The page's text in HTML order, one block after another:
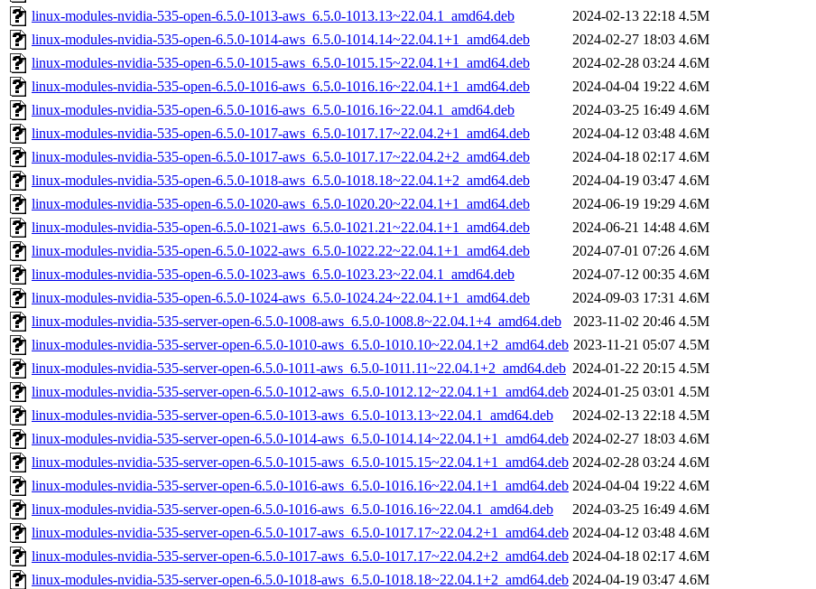
linux-modules-nvidia-535-open-6.5.0-1013-aws_6.5.0-1013.13~22.04.1_amd64.deb
2024-02-13 22:18 4.5M
linux-modules-nvidia-535-open-6.5.0-1014-aws_6.5.0-1014.14~22.04.1+1_amd64.deb
2024-02-27 18:03 4.6M
linux-modules-nvidia-535-open-6.5.0-1015-aws_6.5.0-1015.15~22.04.1+1_amd64.deb
2024-02-28 03:24 4.6M
linux-modules-nvidia-535-open-6.5.0-1016-aws_6.5.0-1016.16~22.04.1+1_amd64.deb
2024-04-04 19:22 4.6M
linux-modules-nvidia-535-open-6.5.0-1016-aws_6.5.0-1016.16~22.04.1_amd64.deb
2024-03-25 16:49 4.6M
linux-modules-nvidia-535-open-6.5.0-1017-aws_6.5.0-1017.17~22.04.2+1_amd64.deb
2024-04-12 03:48 4.6M
linux-modules-nvidia-535-open-6.5.0-1017-aws_6.5.0-1017.17~22.04.2+2_amd64.deb
2024-04-18 02:17 4.6M
linux-modules-nvidia-535-open-6.5.0-1018-aws_6.5.0-1018.18~22.04.1+2_amd64.deb
2024-04-19 03:47 4.6M
linux-modules-nvidia-535-open-6.5.0-1020-aws_6.5.0-1020.20~22.04.1+1_amd64.deb
2024-06-19 19:29 4.6M
linux-modules-nvidia-535-open-6.5.0-1021-aws_6.5.0-1021.21~22.04.1+1_amd64.deb
2024-06-21 14:48 4.6M
linux-modules-nvidia-535-open-6.5.0-1022-aws_6.5.0-1022.22~22.04.1+1_amd64.deb
2024-07-01 07:26 4.6M
linux-modules-nvidia-535-open-6.5.0-1023-aws_6.5.0-1023.23~22.04.1_amd64.deb
2024-07-12 00:35 4.6M
linux-modules-nvidia-535-open-6.5.0-1024-aws_6.5.0-1024.24~22.04.1+1_amd64.deb
2024-09-03 17:31 4.6M
linux-modules-nvidia-535-server-open-6.5.0-1008-aws_6.5.0-1008.8~22.04.1+4_amd64.deb
2023-11-02 20:46 4.5M
linux-modules-nvidia-535-server-open-6.5.0-1010-aws_6.5.0-1010.10~22.04.1+2_amd64.deb 2023-11-21 05:07 4.5M
linux-modules-nvidia-535-server-open-6.5.0-1011-aws_6.5.0-1011.11~22.04.1+2_amd64.deb 2024-01-22 20:15 4.5M
linux-modules-nvidia-535-server-open-6.5.0-1012-aws_6.5.0-1012.12~22.04.1+1_amd64.deb 2024-01-25 03:01 4.5M
linux-modules-nvidia-535-server-open-6.5.0-1013-aws_6.5.0-1013.13~22.04.1_amd64.deb
2024-02-13 22:18 4.5M
linux-modules-nvidia-535-server-open-6.5.0-1014-aws_6.5.0-1014.14~22.04.1+1_amd64.deb 2024-02-27 18:03 4.6M
linux-modules-nvidia-535-server-open-6.5.0-1015-aws_6.5.0-1015.15~22.04.1+1_amd64.deb 2024-02-28 03:24 4.6M
linux-modules-nvidia-535-server-open-6.5.0-1016-aws_6.5.0-1016.16~22.04.1+1_amd64.deb 2024-04-04 19:22 4.6M
linux-modules-nvidia-535-server-open-6.5.0-1016-aws_6.5.0-1016.16~22.04.1_amd64.deb
2024-03-25 16:49 4.6M
linux-modules-nvidia-535-server-open-6.5.0-1017-aws_6.5.0-1017.17~22.04.2+1_amd64.deb 2024-04-12 03:48 4.6M
linux-modules-nvidia-535-server-open-6.5.0-1017-aws_6.5.0-1017.17~22.04.2+2_amd64.deb 2024-04-18 02:17 4.6M
linux-modules-nvidia-535-server-open-6.5.0-1018-aws_6.5.0-1018.18~22.04.1+2_amd64.deb 2024-04-19 03:47 4.6M